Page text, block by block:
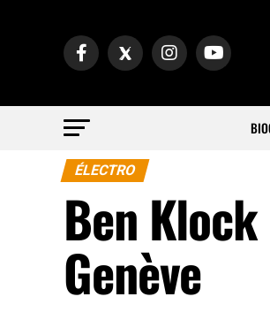
ÉLECTRO
Ben
Genève